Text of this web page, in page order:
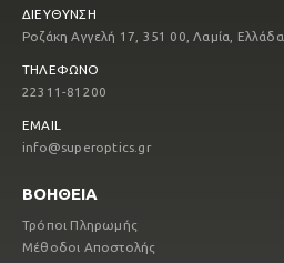
ΔΙΕΥΘΥΝΣΗ
Ροζάκη Αγγελή 17, 351 00, Λαμία, Ελλάδα
ΤΗΛΕΦΩΝΟ
22311-81200
EMAIL
info@superoptics.gr
ΒΟΗΘΕΙΑ
Τρόποι Πληρωμής
Μέθοδοι Αποστολής